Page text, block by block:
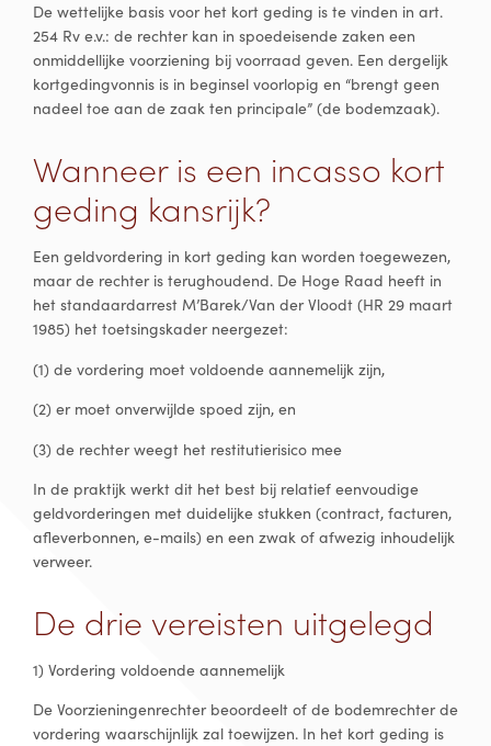
De wettelijke basis voor het kort geding is te vinden in art.
254 Rv e.v.: de rechter kan in spoedeisende zaken een
onmiddellijke voorziening bij voorraad geven. Een dergelijk
kortgedingvonnis is in beginsel voorlopig en “brengt geen
nadeel toe aan de zaak ten principale” (de bodemzaak).
Wanneer is een incasso kort
geding kansrijk?
Een geldvordering in kort geding kan worden toegewezen,
maar de rechter is terughoudend. De Hoge Raad heeft in
het standaardarrest M’Barek/Van der Vloodt (HR 29 maart
1985) het toetsingskader neergezet:
(1) de vordering moet voldoende aannemelijk zijn,
(2) er moet onverwijlde spoed zijn, en
(3) de rechter weegt het restitutierisico mee
In de praktijk werkt dit het best bij relatief eenvoudige
geldvorderingen met duidelijke stukken (contract, facturen,
afleverbonnen, e-mails) en een zwak of afwezig inhoudelijk
verweer.
De drie vereisten uitgelegd
1) Vordering voldoende aannemelijk
De Voorzieningenrechter beoordeelt of de bodemrechter de
vordering waarschijnlijk zal toewijzen. In het kort geding is